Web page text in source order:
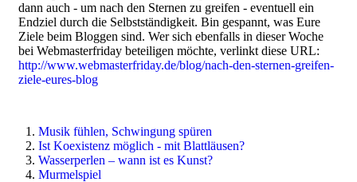
dann auch - um nach den Sternen zu greifen - eventuell ein
Endziel durch die Selbstständigkeit. Bin gespannt, was Eure
Ziele beim Bloggen sind. Wer sich ebenfalls in dieser Woche
bei Webmasterfriday beteiligen möchte, verlinkt diese URL:
http://www.webmasterfriday.de/blog/nach-den-sternen-greifen-
ziele-eures-blog
Musik fühlen, Schwingung spüren
Ist Koexistenz möglich - mit Blattläusen?
Wasserperlen – wann ist es Kunst?
Murmelspiel